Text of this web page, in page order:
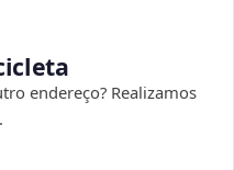
endereço? Realizamos